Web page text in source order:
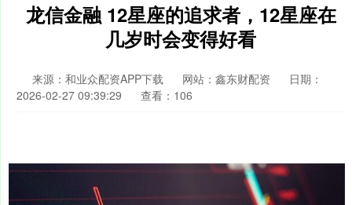
龙信金融 12星座的追求者，12星座在
几岁时会变得好看
来源：和业众配资APP下载 网站：鑫东财配资
日期：
2026-02-27 09:39:29
查看：106